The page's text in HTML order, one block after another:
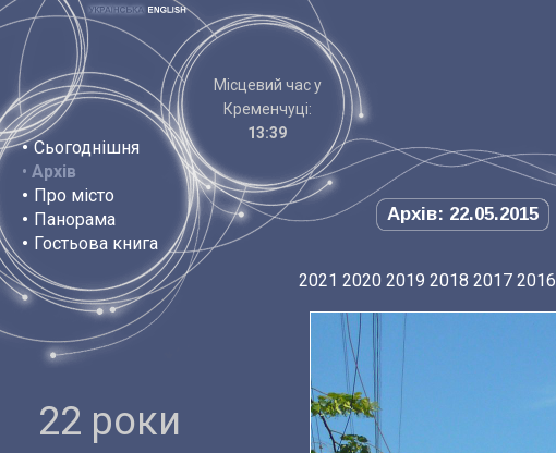
• Сьогоднішня
• Архів
• Про місто
• Панорама
• Гостьова книга
Місцевий час у
Кременчуці:
13:39
Архів: 22.05.2015
22 роки
2021 2020 2019 2018 2017 2016